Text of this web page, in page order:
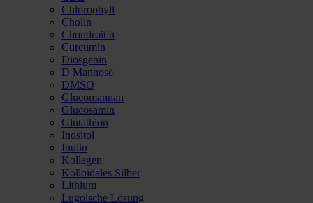
Chlorophyll
Cholin
Chondroitin
Curcumin
Diosgenin
D Mannose
DMSO
Glucomannan
Glucosamin
Glutathion
Inositol
Inulin
Kollagen
Kolloidales Silber
Lithium
Lugolsche Lösung